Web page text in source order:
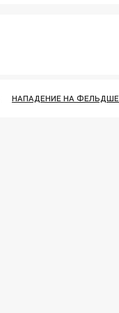
НАПАДЕНИЕ НА